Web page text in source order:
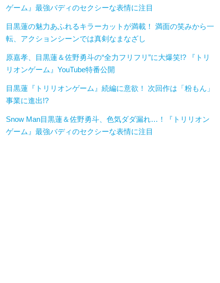
ゲーム』最強バディのセクシーな表情に注目
目黒蓮の魅力あふれるキラーカットが満載！ 満面の笑みから一
転、アクションシーンでは真剣なまなざし
原嘉孝、目黒蓮＆佐野勇斗の“全力フリフリ”に大爆笑!? 『トリ
リオンゲーム』YouTube特番公開
目黒蓮『トリリオンゲーム』続編に意欲！ 次回作は「粉もん」
事業に進出!?
Snow Man目黒蓮＆佐野勇斗、色気ダダ漏れ…！『トリリオン
ゲーム』最強バディのセクシーな表情に注目